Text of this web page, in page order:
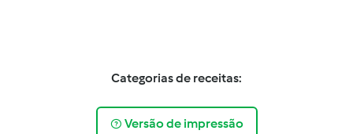
Categorias de receitas:
Versão de impressão